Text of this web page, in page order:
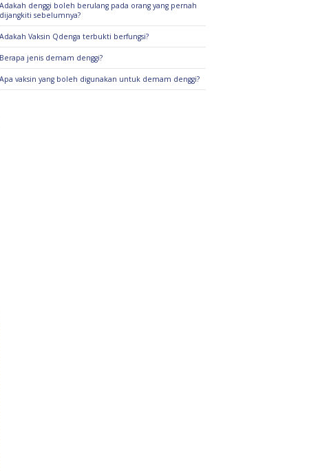
Adakah denggi boleh berulang pada orang yang pernah
dijangkiti sebelumnya?
Adakah Vaksin Qdenga terbukti berfungsi?
Berapa jenis demam denggi?
Apa vaksin yang boleh digunakan untuk demam denggi?